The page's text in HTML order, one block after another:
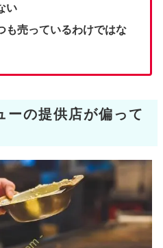
い
も売っているわけではな
ーの提供店が偏って